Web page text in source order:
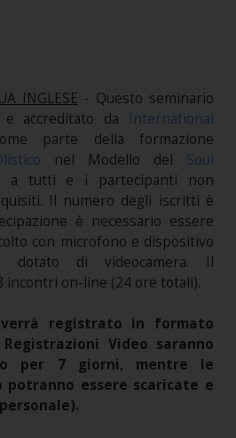
INGLESE - Questo seminario
accreditato da International
parte della formazione
nel Modello del Soul
a tutti e i partecipanti non
Il numero degli iscritti è
è necessario essere
con microfono e dispositivo
dotato di videocamera. Il
incontri on-line (24 ore totali).
verrà registrato in formato
Video saranno
per 7 giorni, mentre le
potranno essere scaricate e